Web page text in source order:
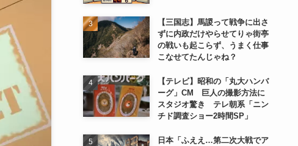
【三国志】馬謖って戦争に出さ
ずに内政だけやらせてりゃ街亭
の戦いも起こらず、うまく仕事
こなせてたんじゃね？
【テレビ】昭和の「丸大ハンバ
ーグ」CM 巨人の撮影方法に
スタジオ驚き テレ朝系「ニン
チド調査ショー2時間SP」
日本「ふええ…第二次大戦でア